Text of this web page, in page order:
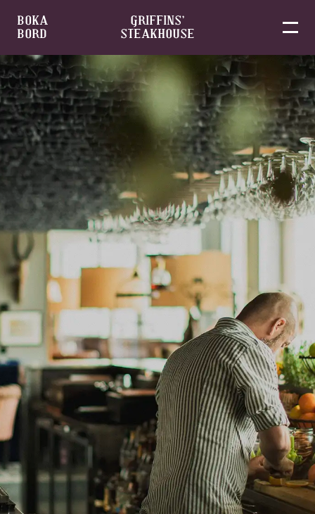
Skip
to
content
BOKA
BORD
GRIFFINS’
STEAKHOUSE